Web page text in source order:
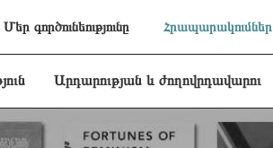
Մեր գործունեությունը Հրապարակումներ
Արդարության և ժողովրդավարու